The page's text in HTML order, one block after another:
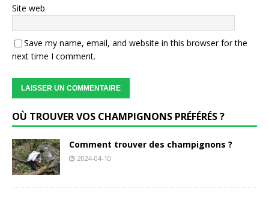
Site web
Save my name, email, and website in this browser for the
next time I comment.
OÙ TROUVER VOS CHAMPIGNONS PRÉFÉRÉS ?
Comment trouver des champignons ?
2024-04-10